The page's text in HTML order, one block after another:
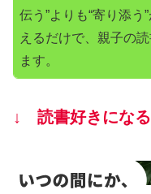
伝う”よりも“寄り添
えるだけで、親子の
ます。
↓ 読書好きにな